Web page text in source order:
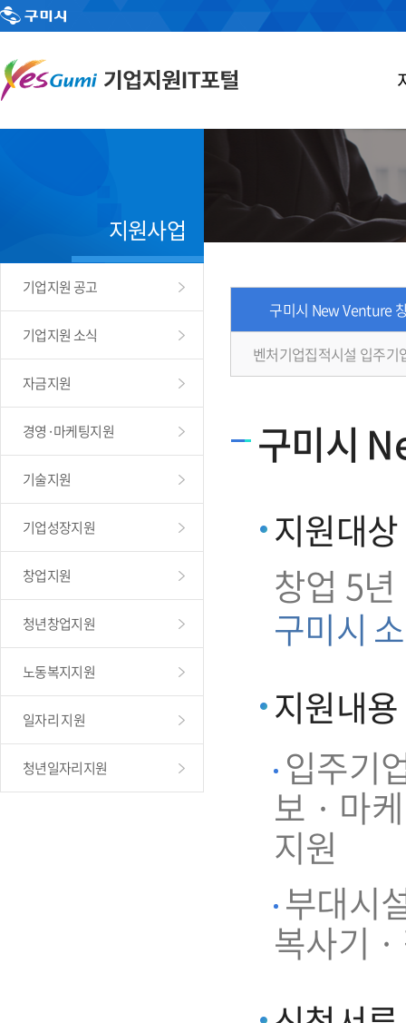
지원사업
기업지원 공고
기업지원 소식
자금지원
경영·마케팅지원
기술지원
기업성장지원
창업지원
청년창업지원
노동복지지원
일자리 지원
청년일자리지원
구미시 New Venture
벤처기업집적시설 입주기
구미시
지원대상
창업 5
구미시
지원내용
입주기
보 · 마
지원
부대시
복사기